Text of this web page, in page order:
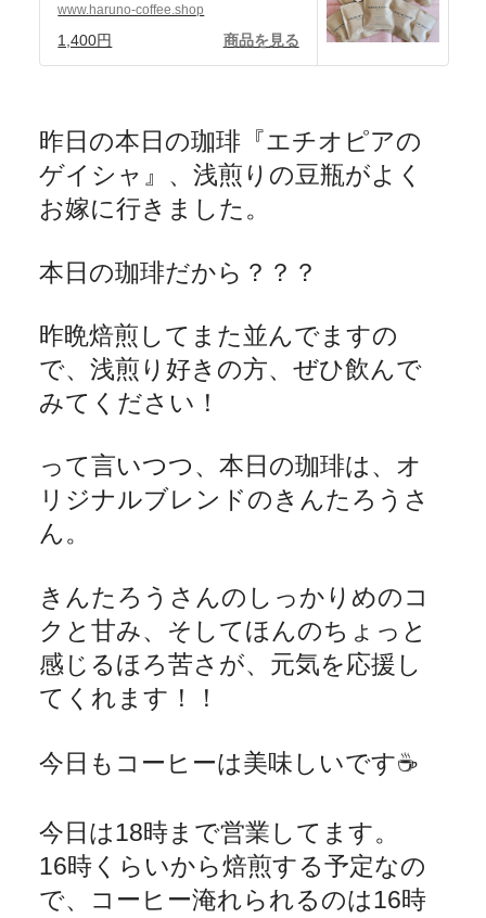
家焙煎珈琲 ハルノ珈琲
powered by BASE
www.haruno-coffee.shop
1,400円 商品を見る
昨日の本日の珈琲『エチオピアの
ゲイシャ』、浅煎りの豆瓶がよく
お嫁に行きました。
本日の珈琲だから？？？
昨晩焙煎してまた並んでますの
で、浅煎り好きの方、ぜひ飲んで
みてください！
って言いつつ、本日の珈琲は、オ
リジナルブレンドのきんたろうさ
ん。
きんたろうさんのしっかりめのコ
クと甘み、そしてほんのちょっと
感じるほろ苦さが、元気を応援し
てくれます！！
今日もコーヒーは美味しいです☕️
今日は18時まで営業してます。
16時くらいから焙煎する予定なの
で、コーヒー淹れられるのは16時